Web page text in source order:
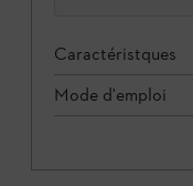
Caractéristques
Mode d'emploi